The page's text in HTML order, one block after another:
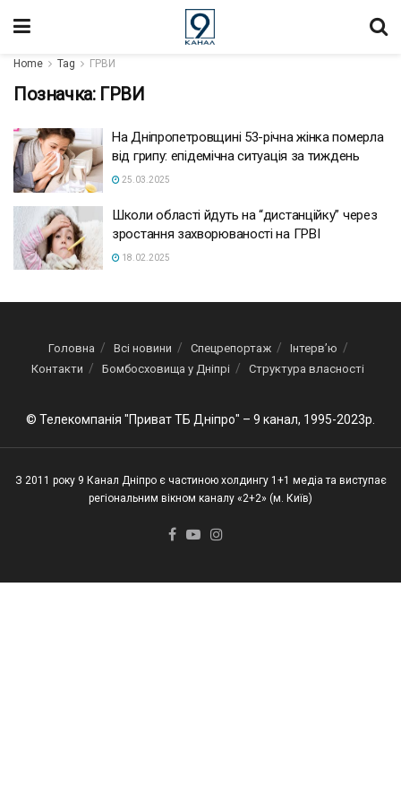
Home Tag ГРВИ
Позначка: ГРВИ
На Дніпропетровщині 53-річна жінка померла
від грипу: епідемічна ситуація за тиждень
25.03.2025
Школи області йдуть на “дистанційку” через
зростання захворюваності на ГРВІ
18.02.2025
Головна Всі новини Спецрепортаж
Інтерв’ю
Контакти
Бомбосховища у Дніпрі Структура власності
© Телекомпанія "Приват ТБ Дніпро" – 9 канал, 1995-2023р.
З 2011 року 9 Канал Дніпро є частиною холдингу 1+1 медіа та виступає
регіональним вікном каналу «2+2» (м. Київ)